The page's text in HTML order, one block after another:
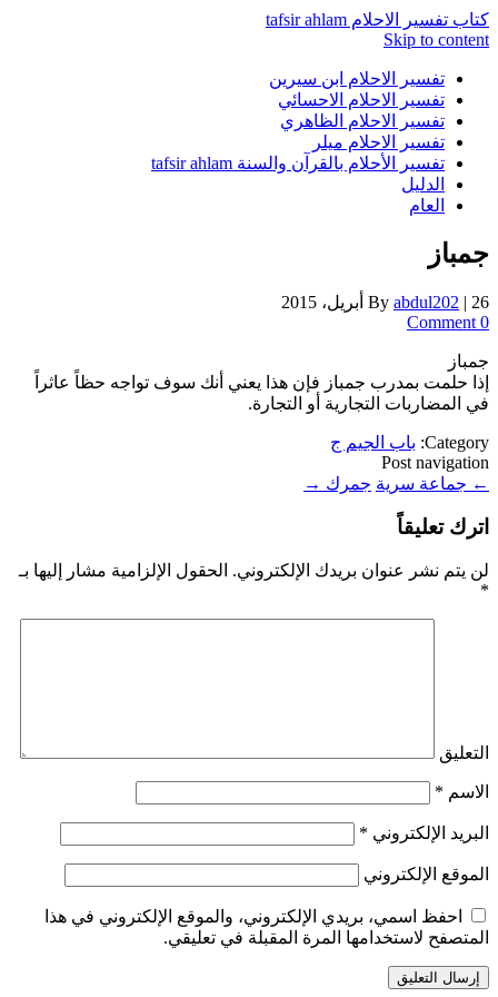
كتاب تفسير الاحلام tafsir ahlam
Skip to content
تفسير الاحلام ابن سيرين
تفسير الاحلام الاحسائي
تفسير الاحلام الظاهري
تفسير الاحلام ميلر
تفسير الأحلام بالقرآن والسنة tafsir ahlam
الدليل
العام
جمباز
By abdul202 | 26 أبريل، 2015
0 Comment
جمباز
إذا حلمت بمدرب جمباز فإن هذا يعني أنك سوف تواجه حظاً عاثراً
في المضاربات التجارية أو التجارة.
Category: باب الجيم ج
Post navigation
← جماعة سرية جمرك →
اترك تعليقاً
لن يتم نشر عنوان بريدك الإلكتروني. الحقول الإلزامية مشار إليها بـ
*
التعليق
الاسم *
البريد الإلكتروني *
الموقع الإلكتروني
احفظ اسمي، بريدي الإلكتروني، والموقع الإلكتروني في هذا
المتصفح لاستخدامها المرة المقبلة في تعليقي.